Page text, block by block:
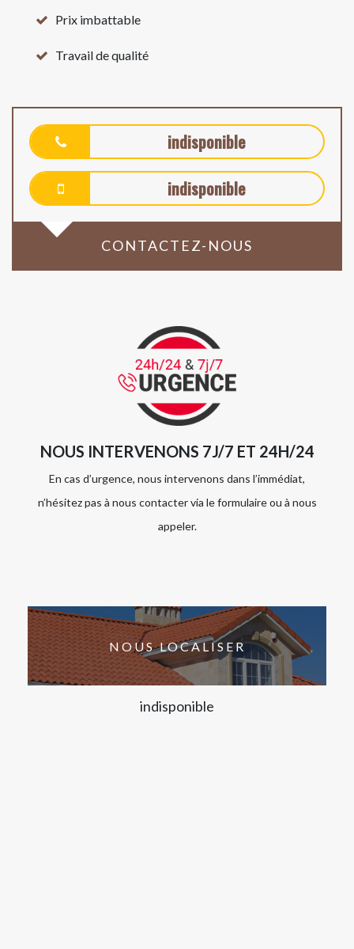
Prix imbattable
Travail de qualité
indisponible
indisponible
CONTACTEZ-NOUS
NOUS INTERVENONS 7J/7 ET 24H/24
En cas d’urgence, nous intervenons dans l’immédiat,
n’hésitez pas à nous contacter via le formulaire ou à nous
appeler.
NOUS LOCALISER
indisponible